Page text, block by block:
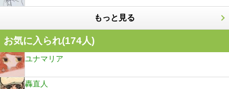
もっと見る
お気に入られ(174人)
ユナマリア
轟直人